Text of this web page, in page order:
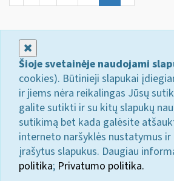
Šioje svetainėje naudojami
cookies). Būtinieji slapukai
ir jiems nėra reikalingas Jūsų
galite sutikti ir su kitų slapukų
sutikimą bet kada galėsite
interneto naršyklės nustatymus
įrašytus slapukus. Daugiau
politika; Privatumo politika.